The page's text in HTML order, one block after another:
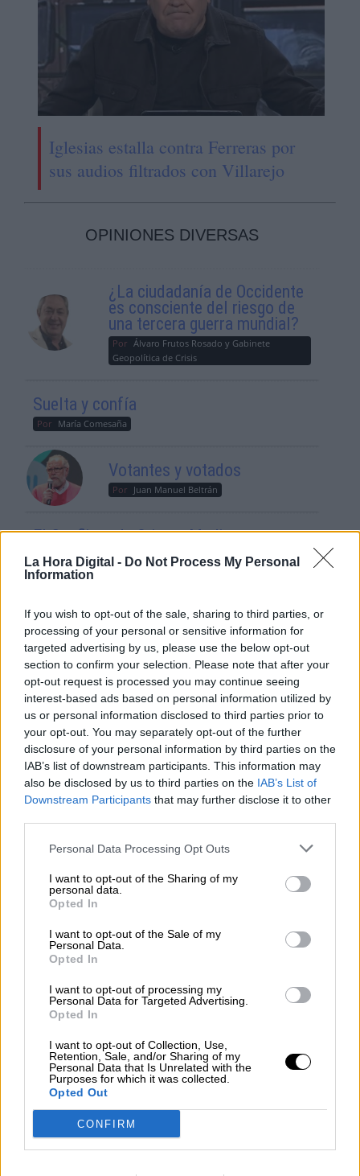
La Hora Digital - Do Not Process My Personal
Information
If you wish to opt-out of the sale, sharing to third parties, or
processing of your personal or sensitive information for
targeted advertising by us, please use the below opt-out
section to confirm your selection. Please note that after your
opt-out request is processed you may continue seeing
interest-based ads based on personal information utilized by
us or personal information disclosed to third parties prior to
your opt-out. You may separately opt-out of the further
disclosure of your personal information by third parties on the
IAB’s list of downstream participants. This information may
also be disclosed by us to third parties on the IAB’s List of
Downstream Participants that may further disclose it to other
Personal Data Processing Opt Outs
I want to opt-out of the Sharing of my
personal data.
Opted In
I want to opt-out of the Sale of my
Personal Data.
Opted In
I want to opt-out of processing my
Personal Data for Targeted Advertising.
Opted In
I want to opt-out of Collection, Use,
Retention, Sale, and/or Sharing of my
Personal Data that Is Unrelated with the
Purposes for which it was collected.
Opted Out
CONFIRM
Iglesias estalla contra Ferreras por
sus audios filtrados con Villarejo
OPINIONES DIVERSAS
¿La ciudadanía de Occidente
es consciente del riesgo de
una tercera guerra mundial?
Por Álvaro Frutos Rosado y Gabinete
Geopolítica de Crisis
Suelta y confía
Por María Comesaña
Votantes y votados
Por Juan Manuel Beltrán
El Conflicto de Oriente Medio:
Un Nuevo Orden Autoritario
en Construcción
Reconquista leonesa
Por Carlos Miranda
Clara Campoamor: Mi sueño,
mi pesadilla
Por María Pérez Herrero
Cada Comunidad Autónoma tiene
una velocidad distinta de realización
Cada Comunidad Autónoma avanza a diferentes
velocidades a la hora de detectar a personas
contagiadas por Covid 19 con PCR desde que
comenzó la pandemia.
AUTOR PATRICIA ARREDONDO